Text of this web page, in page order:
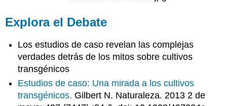
Explora el Debate
Los estudios de caso revelan las complejas
verdades detrás de los mitos sobre cultivos
transgénicos
Estudios de caso: Una mirada a los cultivos
transgénicos. Gilbert N. Naturaleza. 2013 2 de